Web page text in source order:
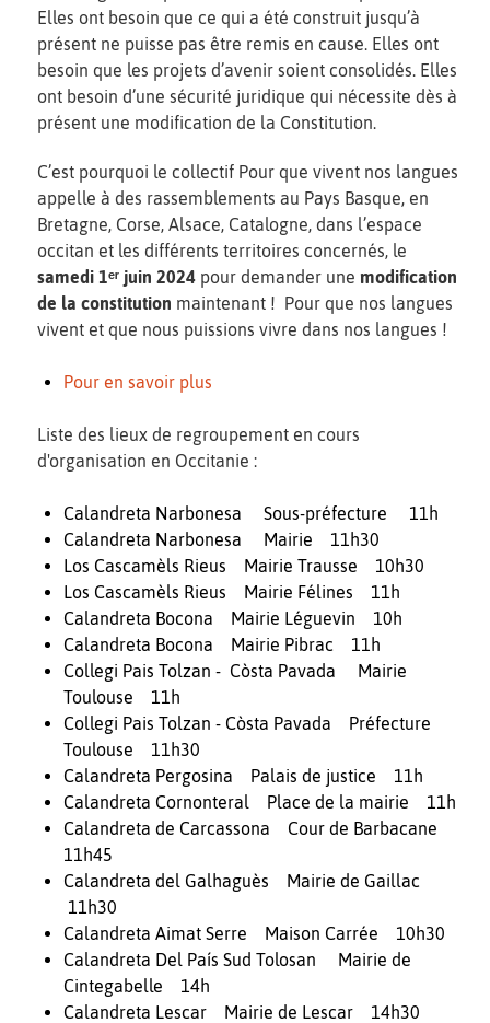
Elles ont besoin que ce qui a été construit jusqu’à
présent ne puisse pas être remis en cause. Elles ont
besoin que les projets d’avenir soient consolidés. Elles
ont besoin d’une sécurité juridique qui nécessite dès à
présent une modification de la Constitution.
C’est pourquoi le collectif Pour que vivent nos langues
appelle à des rassemblements au Pays Basque, en
Bretagne, Corse, Alsace, Catalogne, dans l’espace
occitan et les différents territoires concernés, le
samedi 1ᵉʳ juin 2024 pour demander une modification
de la constitution maintenant ! Pour que nos langues
vivent et que nous puissions vivre dans nos langues !
Pour en savoir plus
Liste des lieux de regroupement en cours
d'organisation en Occitanie :
Calandreta Narbonesa Sous-préfecture 11h
Calandreta Narbonesa Mairie 11h30
Los Cascamèls Rieus Mairie Trausse 10h30
Los Cascamèls Rieus Mairie Félines 11h
Calandreta Bocona Mairie Léguevin 10h
Calandreta Bocona Mairie Pibrac 11h
Collegi Pais Tolzan - Còsta Pavada Mairie
Toulouse 11h
Collegi Pais Tolzan - Còsta Pavada Préfecture
Toulouse 11h30
Calandreta Pergosina Palais de justice 11h
Calandreta Cornonteral Place de la mairie 11h
Calandreta de Carcassona Cour de Barbacane
11h45
Calandreta del Galhaguès Mairie de Gaillac
11h30
Calandreta Aimat Serre Maison Carrée 10h30
Calandreta Del País Sud Tolosan Mairie de
Cintegabelle 14h
Calandreta Lescar Mairie de Lescar 14h30